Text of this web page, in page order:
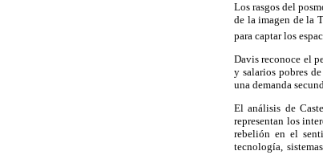
Los rasgos del
de la imagen de la
para captar los
Davis reconoce el
y salarios pobres
una demanda
El análisis de
representan los
rebelión en el
tecnología,